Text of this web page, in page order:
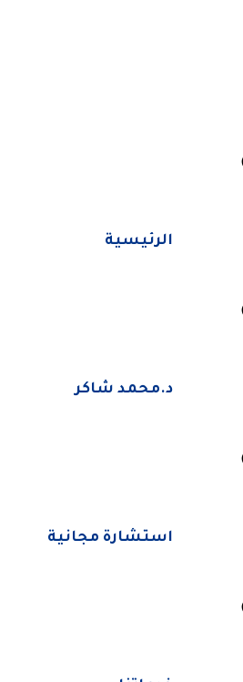
الرئيسية
د.محمد شاكر
استشارة مجانية